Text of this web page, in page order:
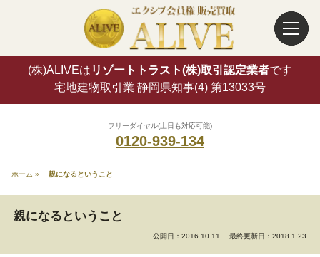
(株)ALIVEは リゾートトラスト(株)取引認定業者です
宅地建物取引業 静岡県知事(4) 第13033号
フリーダイヤル(土日も対応可能)
0120-939-134
ホーム » 親になるということ
親になるということ
公開日：2016.10.11 最終更新日：2018.1.23